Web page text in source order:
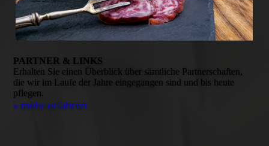
PARTNER & LINKS
Erhalten Sie einen Überblick über sämtliche Partner­schaften,
die wir im Laufe der Jahre eingegangen sind und bis heute
pflegen.
» mehr erfahren